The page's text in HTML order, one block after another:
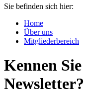
Sie befinden sich hier:
Home
Über uns
Mitgliederbereich
Kennen Sie
Newsletter?